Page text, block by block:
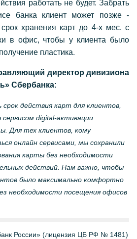
работать не будет. Забрать
банка клиент может позже -
хранения карт до 4-х мес. с
в офис, чтобы у клиента было
пластика.
директор дивизиона
Сбербанка:
действия карт для клиентов,
сервисом digital-активации
Для тех клиентов, кому
онлайн сервисами, мы сохранили
карты без необходимости
действий. Нам важно, чтобы
было максимально комфортно
необходимости посещения офисов
России» (лицензия ЦБ РФ № 1481)